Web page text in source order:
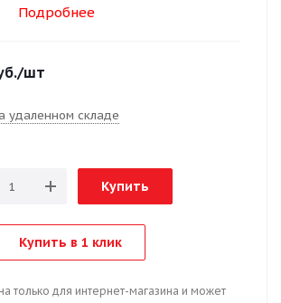
Подробнее
/шт
удаленном складе
Купить
Купить в 1 клик
только для интернет-магазина и может